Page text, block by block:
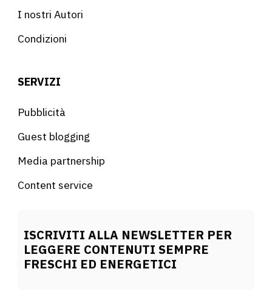
I nostri Autori
Condizioni
SERVIZI
Pubblicità
Guest blogging
Media partnership
Content service
ISCRIVITI ALLA NEWSLETTER PER
LEGGERE CONTENUTI SEMPRE
FRESCHI ED ENERGETICI